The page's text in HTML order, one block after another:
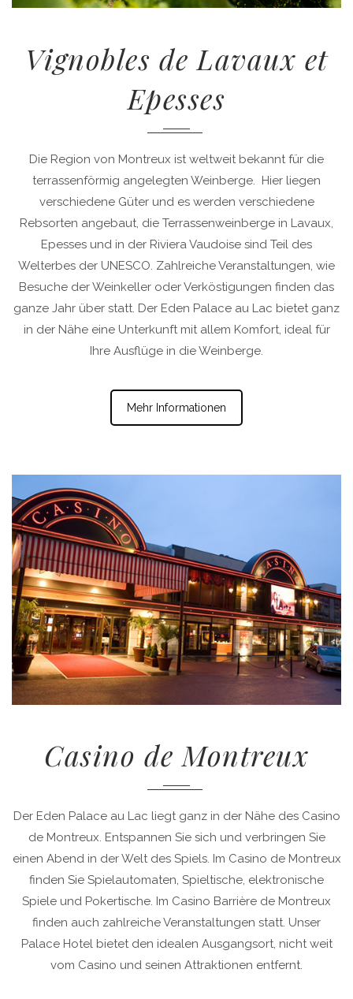
Vignobles de Lavaux et
Epesses
Die Region von Montreux ist weltweit bekannt für die
terrassenförmig angelegten Weinberge. Hier liegen
verschiedene Güter und es werden verschiedene
Rebsorten angebaut, die Terrassenweinberge in Lavaux,
Epesses und in der Riviera Vaudoise sind Teil des
Welterbes der UNESCO. Zahlreiche Veranstaltungen, wie
Besuche der Weinkeller oder Verköstigungen finden das
ganze Jahr über statt. Der Eden Palace au Lac bietet ganz
in der Nähe eine Unterkunft mit allem Komfort, ideal für
Ihre Ausflüge in die Weinberge.
Mehr Informationen
Casino de Montreux
Der Eden Palace au Lac liegt ganz in der Nähe des Casino
de Montreux. Entspannen Sie sich und verbringen Sie
einen Abend in der Welt des Spiels. Im Casino de Montreux
finden Sie Spielautomaten, Spieltische, elektronische
Spiele und Pokertische. Im Casino Barrière de Montreux
finden auch zahlreiche Veranstaltungen statt. Unser
Palace Hotel bietet den idealen Ausgangsort, nicht weit
vom Casino und seinen Attraktionen entfernt.